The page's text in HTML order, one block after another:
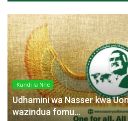
Kundi la Nne
Udhamini wa Nasser kwa
wazindua fomu...